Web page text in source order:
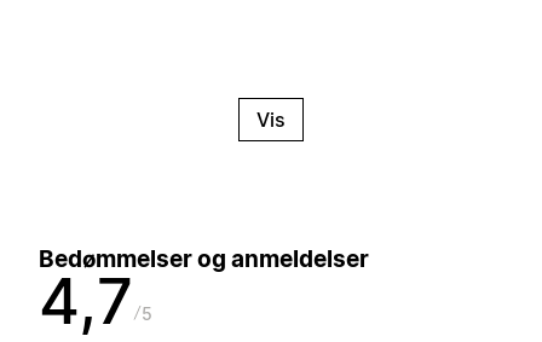
Vis
Bedømmelser og anmeldelser
4,7 5